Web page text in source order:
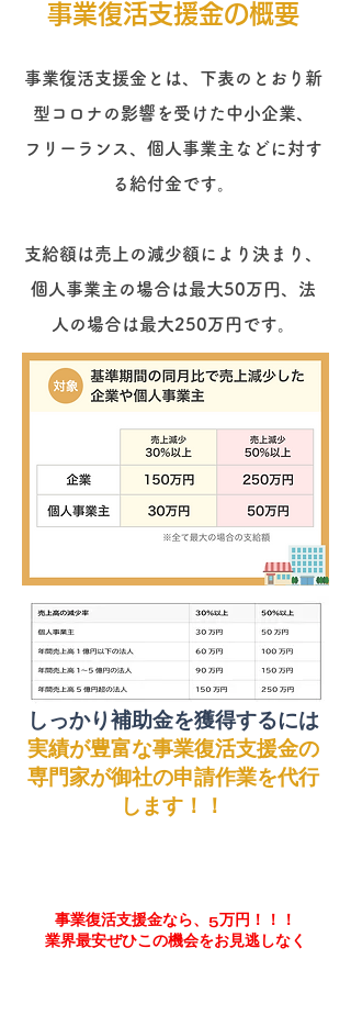
事業復活支援金の概要
事業復活支援金とは、下表のとおり新
型コロナの影響を受けた中小企業、
フリー ランス、個人事業主などに対す
る給付金です。
支給額は売上の減少額により決ま り、
個人事業主の場合は最大50万円、法
人の場合は最大250万円です。
しっかり補助金を獲得するには
実績が豊富な事業復活支援金の
専門家が御社の申請作業を代行
します！！
事業復活支援金なら、5万円！！！
業界最安ぜひこの機会をお見逃しなく